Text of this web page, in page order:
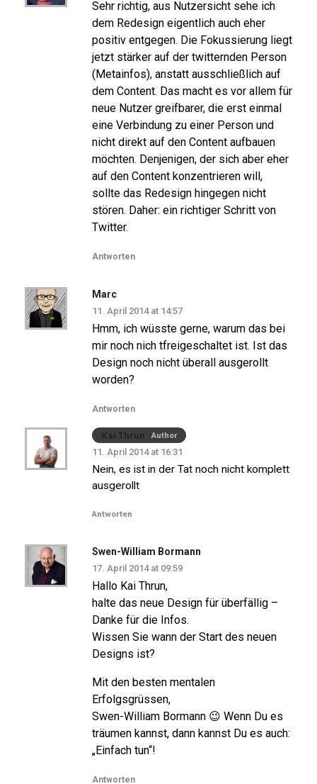
Sehr richtig, aus Nutzersicht sehe ich
dem Redesign eigentlich auch eher
positiv entgegen. Die Fokussierung liegt
jetzt stärker auf der twitternden Person
(Metainfos), anstatt ausschließlich auf
dem Content. Das macht es vor allem für
neue Nutzer greifbarer, die erst einmal
eine Verbindung zu einer Person und
nicht direkt auf den Content aufbauen
möchten. Denjenigen, der sich aber eher
auf den Content konzentrieren will,
sollte das Redesign hingegen nicht
stören. Daher: ein richtiger Schritt von
Twitter.
Antworten
Marc
11. April 2014 at 14:57
Hmm, ich wüsste gerne, warum das bei
mir noch nich tfreigeschaltet ist. Ist das
Design noch nicht überall ausgerollt
worden?
Antworten
Kai Thrun Author
11. April 2014 at 16:31
Nein, es ist in der Tat noch nicht komplett
ausgerollt
Antworten
Swen-William Bormann
17. April 2014 at 09:59
Hallo Kai Thrun,
halte das neue Design für überfällig –
Danke für die Infos.
Wissen Sie wann der Start des neuen
Designs ist?
Mit den besten mentalen
Erfolgsgrüssen,
Swen-William Bormann 😉 Wenn Du es
träumen kannst, dann kannst Du es auch:
„Einfach tun“!
Antworten